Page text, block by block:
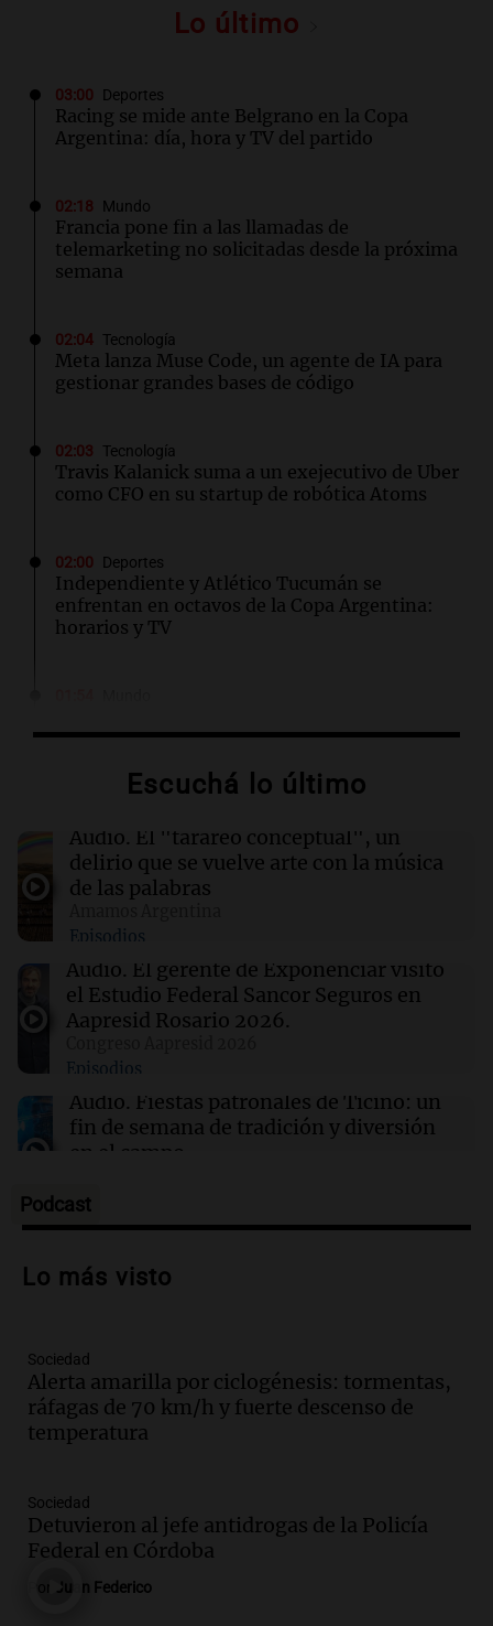
Lo último
03:00 Deportes
Racing se mide ante Belgrano en la Copa
Argentina: día, hora y TV del partido
02:18 Mundo
Francia pone fin a las llamadas de
telemarketing no solicitadas desde la próxima
semana
02:04 Tecnología
Meta lanza Muse Code, un agente de IA para
gestionar grandes bases de código
02:03 Tecnología
Travis Kalanick suma a un exejecutivo de Uber
como CFO en su startup de robótica Atoms
02:00 Deportes
Independiente y Atlético Tucumán se
enfrentan en octavos de la Copa Argentina:
horarios y TV
marcando el primer incidente mortal desde
01:37 Mundo
Trump señala a Canadá por incendios
forestales, pero los científicos advierten sobre
el cambio climático
01:30 Ciencia
Un tratamiento con THC elimina las pesadillas
en pacientes con PTSD, según un estudio
01:29 Ciencia
Contaminación del aire podría agravar la
artritis reumatoide y provocar brotes
dolorosos
Escuchá lo último
Audio. El "tarareo conceptual", un
delirio que se vuelve arte con la música
de las palabras
Episodios
Audio. El gerente de Exponenciar visitó
el Estudio Federal Sancor Seguros en
Aapresid Rosario 2026.
Episodios
Audio. Fiestas patronales de Ticino: un
fin de semana de tradición y diversión
en el campo
Episodios
Audio.Preparativos para la feria en La
de apertura
Audio.
lluvias, senadores manifiestan
oposición a ley de tierras
Panorama Federal
Audio.
centro de esquí Penitentes Park tras
siete años de cierre por falta de nieve
Episodios
Podcast
Lo más visto
Sociedad
Alerta amarilla por ciclogénesis: tormentas,
ráfagas de 70 km/h y fuerte descenso de
temperatura
Sociedad
Detuvieron al jefe antidrogas de la Policía
Federal en Córdoba
Juan Federico